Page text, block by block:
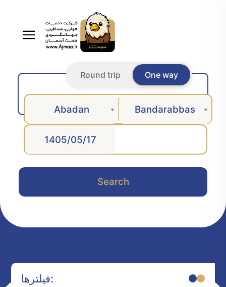
One way
Round trip
Abadan Bandarabbas
Search
فیلترها: